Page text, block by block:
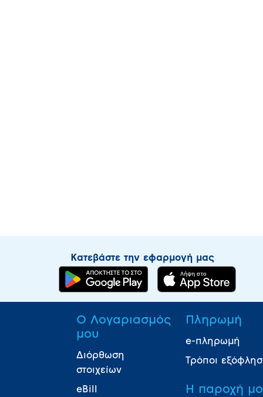
Κατεβάστε την εφαρμογή μας
Ο Λογαριασμός
μου
Διόρθωση
στοιχείων
eBill
Πληρωμή
e-πληρωμή
Τρόποι
Η παροχή